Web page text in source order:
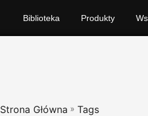
Biblioteka Produkty
Strona Główna » Tags